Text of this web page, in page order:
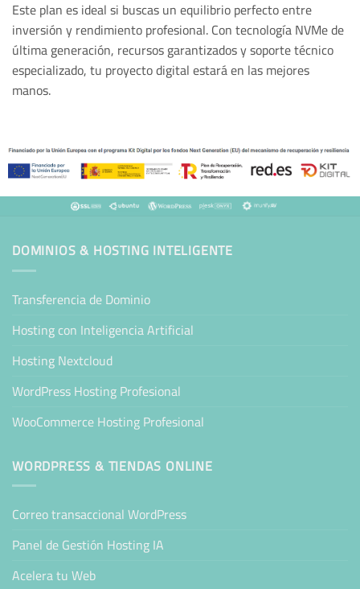
Este plan es ideal si buscas un equilibrio perfecto entre
inversión y rendimiento profesional. Con tecnología NVMe de
última generación, recursos garantizados y soporte técnico
especializado, tu proyecto digital estará en las mejores
manos.
DOMINIOS & HOSTING INTELIGENTE
Transferencia de Dominio
Hosting con Inteligencia Artificial
Hosting Nextcloud
WordPress Hosting Profesional
WooCommerce Hosting Profesional
WORDPRESS & TIENDAS ONLINE
Correo transaccional WordPress
Panel de Gestión Hosting IA
Acelera tu Web